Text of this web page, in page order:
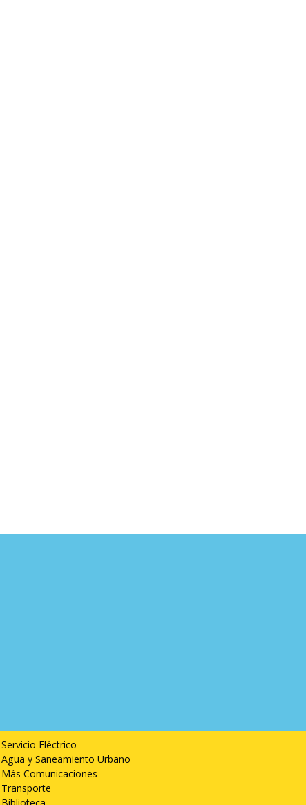
Servicio Eléctrico
Agua y Saneamiento Urbano
Más Comunicaciones
Transporte